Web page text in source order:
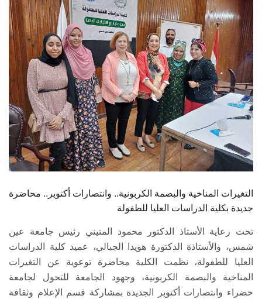
هيئة التدريس
الدراسات العليا
الخريجين
الموظفون
الزائـرون
التغيرات المناخية والبصمة الكربونية.. وانتصارات أكتوبر.. محاضرة
جديدة بكلية الدراسات العليا للطفولة
تحت رعاية الأستاذ الدكتور محمود المتيني رئيس جامعة عين
شمس، والأستاذة الدكتورة هويدا الجبالي، عميد كلية الدراسات
العليا للطفولة، نظمت الكلية محاضرة توعوية عن التغيرات
المناخية والبصمة الكربونية، وجهود الجامعة للتحول لجامعة
خضراء وانتصارات أكتوبر الجديدة بمشاركة قسم الإعلام وثقافة